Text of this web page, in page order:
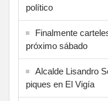
político
Finalmente
próximo sábado
Alcalde Lisandro
piques en El Vigía